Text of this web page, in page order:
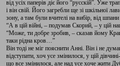
від усіх паперів діє його “русскій”. Уже
і він свій. Його загребли ще зі шкільної
зону, а там були вчителі на вибір, від
“А в цій війні, – подумав Скорий, – у цій
“Може, ти добре зробив, – сказав йому
таки рідна кров…”
Він тоді не міг пояснити Анні. Він і не
відступати, хоч усе змінилося, у цій
що все змінилося, але над усе хоче жити